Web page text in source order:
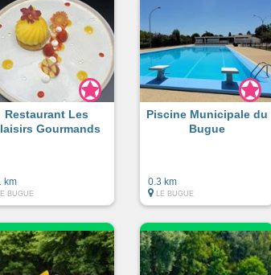
Restaurant Les
Gourmands
km
BUGUE
Piscine Municipale du
Bugue
0.3 km
LE BUGUE